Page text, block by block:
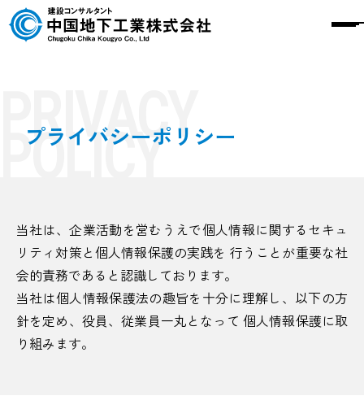
事業内容
採用情報 お問い合わせ
PRIVACY
POLICY
プライバシーポリシー
当社は、企業活動を営むうえで個人情報に関するセキュ
リティ対策と個人情報保護の実践を 行うことが重要な社
会的責務であると認識しております。
当社は個人情報保護法の趣旨を十分に理解し、以下の方
針を定め、役員、従業員一丸となって 個人情報保護に取
り組みます。